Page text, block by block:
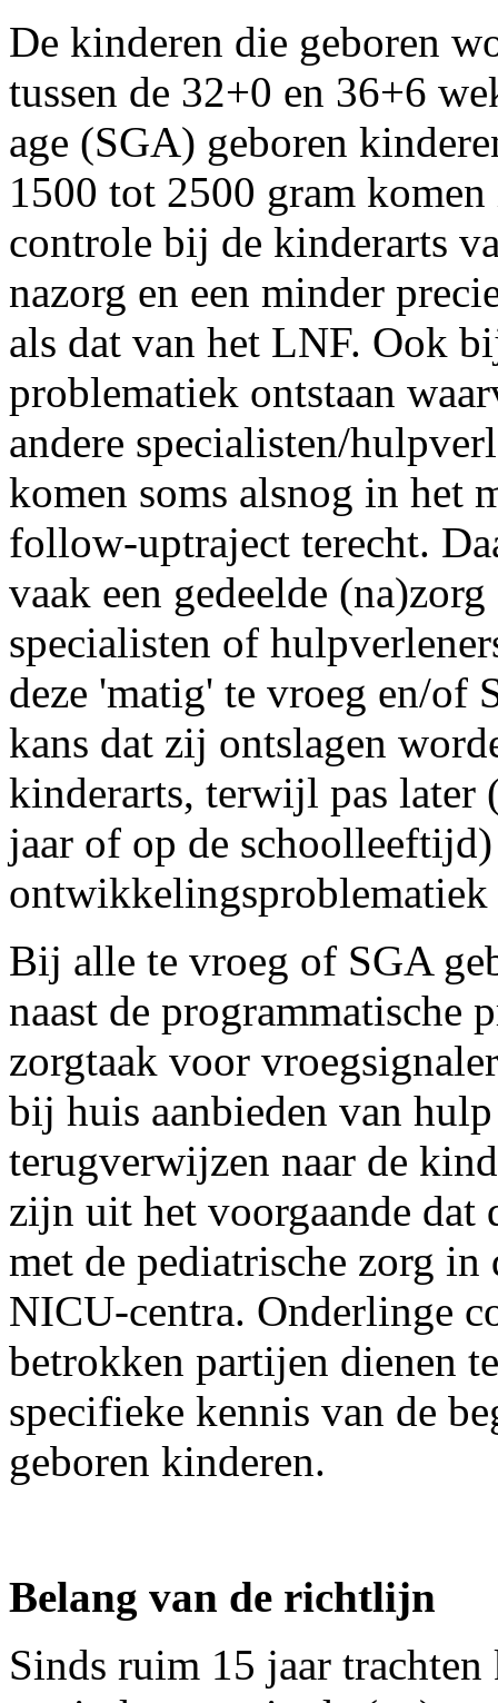
De kinderen die geboren
tussen de 32+0 en 36+6
age (SGA) geboren
1500 tot 2500 gram
controle bij de kinderarts
nazorg en een minder
als dat van het LNF. Ook
problematiek ontstaan
andere specialisten/
komen soms alsnog in het
follow-uptraject terecht.
vaak een gedeelde
specialisten of
deze 'matig' te vroeg en/of
kans dat zij ontslagen
kinderarts, terwijl pas
jaar of op de
Bij alle te vroeg of SGA
naast de programmatische
zorgtaak voor
bij huis aanbieden van
terugverwijzen naar de
zijn uit het voorgaande dat
met de pediatrische zorg
NICU-centra. Onderlinge
betrokken partijen dienen
specifieke kennis van de
geboren kinderen.
Belang van de richtlijn
Sinds ruim 15 jaar trachten